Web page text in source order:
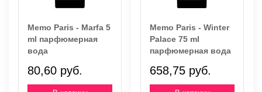
Memo Paris - Marfa 5
ml парфюмерная
вода
80,60 руб.
Memo Paris - Winter
Palace 75 ml
парфюмерная вода
658,75 руб.